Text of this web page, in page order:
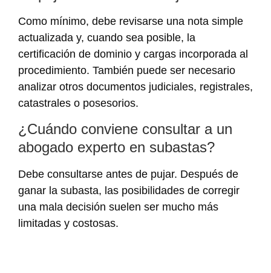
Como mínimo, debe revisarse una nota simple
actualizada y, cuando sea posible, la
certificación de dominio y cargas incorporada al
procedimiento. También puede ser necesario
analizar otros documentos judiciales, registrales,
catastrales o posesorios.
¿Cuándo conviene consultar a un
abogado experto en subastas?
Debe consultarse antes de pujar. Después de
ganar la subasta, las posibilidades de corregir
una mala decisión suelen ser mucho más
limitadas y costosas.